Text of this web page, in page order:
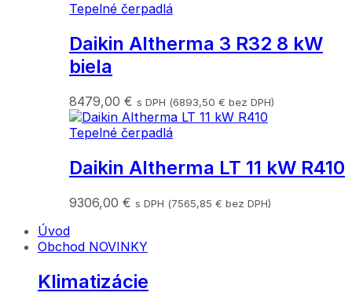
Tepelné čerpadlá
Daikin Altherma 3 R32 8 kW
biela
8479,00 € s DPH (6893,50 € bez DPH)
Tepelné čerpadlá
Daikin Altherma LT 11 kW R410
9306,00 € s DPH (7565,85 € bez DPH)
Úvod
Obchod NOVINKY
Klimatizácie